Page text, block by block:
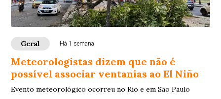
Geral Há 1 semana
Meteorologistas dizem que não é
possível associar ventanias ao El Niño
Evento meteorológico ocorreu no Rio e em São Paulo